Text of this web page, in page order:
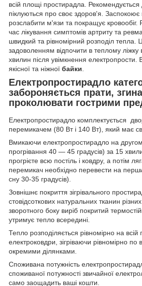
всій площі простирадла.
піклуються про своє здоров'я. Заспокоює
розслабити м'язи та покращує кровообіг.
час лікування симптомів артриту та
швидкий та рівномірний розподіл тепла.
задоволенням відпочити в теплому ліжку
хвилин після увімкнення електропрости.
якісної та ніжної байки.
Електропростирадло
забороняється прати,
проколювати гострими
Електропростирадло комплектується
перемикачем (80 Вт і 140 Вт), який має
Вмикаючи електропростирадло на
прогрівання 40 — 45 градусів) за 15
прогрієте всю постіль і ковдру, а потім
перемикач необхідно перевести на
сну 30-35 градусів).
Зовнішнє покриття зігрівального
стовідсоткових натуральних тканин різних
зворотного боку виріб покритий
утримує тепло всередині.
Тепло розподіляється рівномірно на всій
електроковдри, зігріваючи рівномірно по
окремими ділянками.
Споживана потужність
споживаної потужності звичайної
само заощадить ваші кошти.